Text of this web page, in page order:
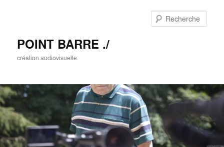
POINT BARRE ./
création audiovisuelle